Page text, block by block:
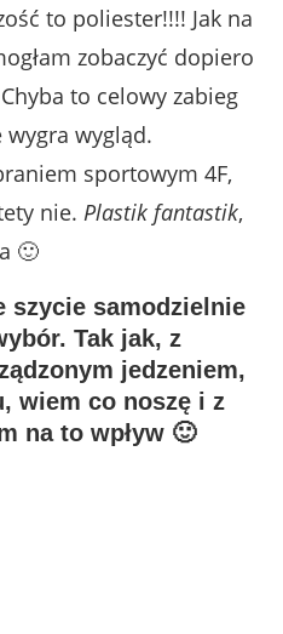
to poliester!!!! Jak na
zobaczyć dopiero
to celowy zabieg
wygra wygląd.
sportowym 4F,
nie. Plastik fantastik,
🙂
szycie samodzielnie
Tak jak, z
jedzeniem,
wiem co noszę i z
na to wpływ 🙂